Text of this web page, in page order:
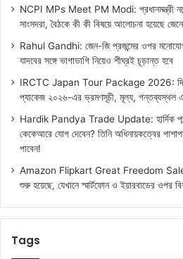
NCPI MPs Meet PM Modi: প্রধানমন্ত্রী
সাংসদরা, বৈঠকে কী কী বিষয়ে আলোচনা হয়েছে
Rahul Gandhi: জেন-জি প্রজন্মের ওপর মনোযোগ
যাদবের সঙ্গে ভাগাভাগি নিয়েও শীঘ্রই চূড়ান্ত হবে
IRCTC Japan Tour Package 2026:
প্যাকেজ ২০২৬-এর ভ্রমণসূচী, মূল্য, গন্তব্যস্থল
Hardik Pandya Trade Update: হার্দিক
কেকেআরে যোগ দেবেন? তিনি অধিনায়কত্বের
পাবেন!
Amazon Flipkart Great Freedom Sale:
শুরু হয়েছে, যেখানে স্মার্টফোন ও ইয়ারবাডের ওপর
Tags